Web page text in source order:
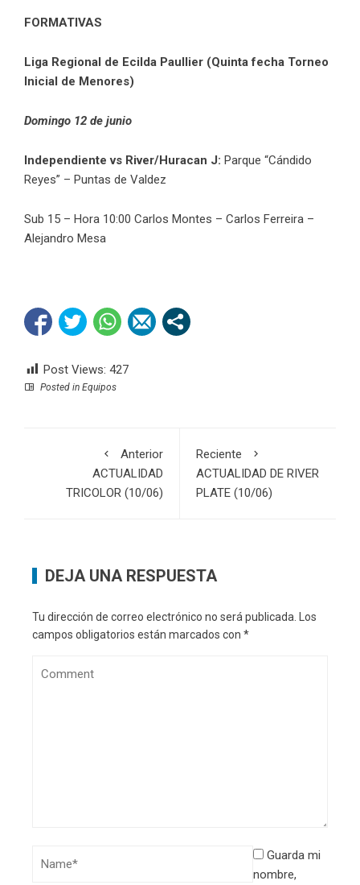
FORMATIVAS
Liga Regional de Ecilda Paullier (Quinta fecha Torneo
Inicial de Menores)
Domingo 12 de junio
Independiente vs River/Huracan J: Parque “Cándido
Reyes” – Puntas de Valdez
Sub 15 – Hora 10:00 Carlos Montes – Carlos Ferreira –
Alejandro Mesa
Post Views: 427
Posted in Equipos
Anterior
ACTUALIDAD
TRICOLOR (10/06)
Reciente
ACTUALIDAD DE RIVER
PLATE (10/06)
DEJA UNA RESPUESTA
Tu dirección de correo electrónico no será publicada.
Los
campos obligatorios están marcados con *
Guarda mi
nombre,